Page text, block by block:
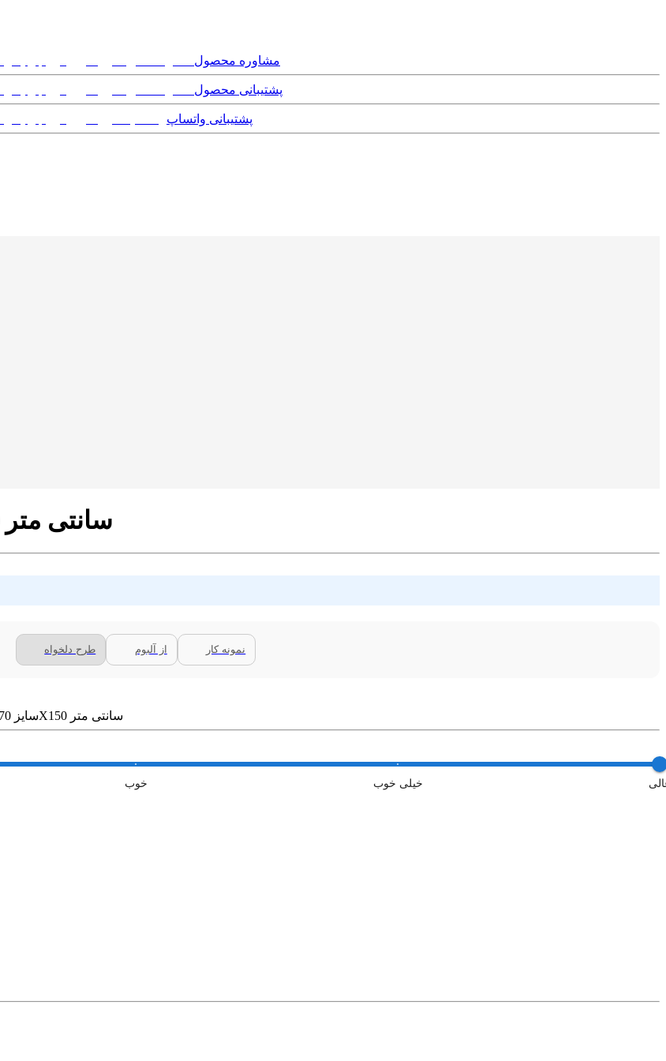
مشاوره محصول
پشتیبانی محصول
پشتیبانی واتساپ
پرده ی زبرا مدل TZ-13 سایز 70X150 سانتی متر
طرح دلخواه از آلبوم نمونه کار
پرده ی زبرا مدل TZ-13 سایز 70X150 سانتی متر
خوب خیلی خوب